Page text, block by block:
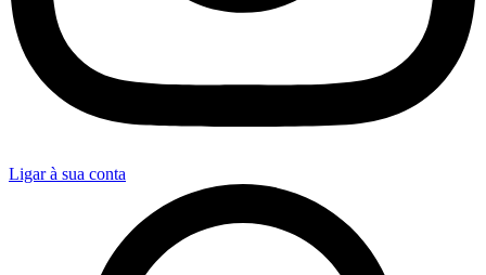
Ligar à sua conta